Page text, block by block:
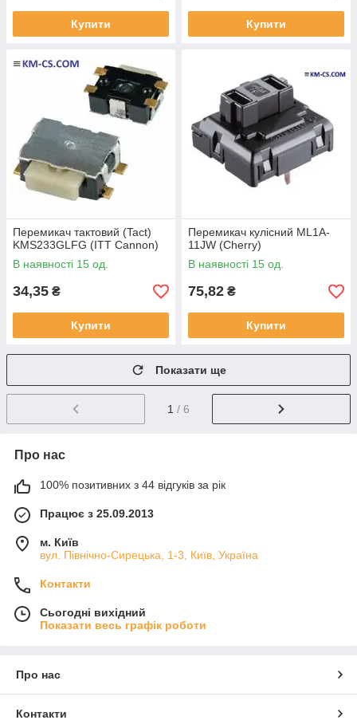
Купити Купити
Перемикач тактовий (Tact)
KMS233GLFG (ITT Cannon)
В наявності 15 од.
34,35 ₴
Купити
Перемикач кулісний ML1A-
11JW (Cherry)
В наявності 15 од.
75,82 ₴
Купити
Показати ще
1 / 6
Про нас
100% позитивних з 44 відгуків за рік
Працює з 25.09.2013
м. Київ
вул. Північно-Сирецька, 1-3, Київ, Україна
Контакти
Сьогодні вихідний
Показати весь графік роботи
Про нас
Контакти